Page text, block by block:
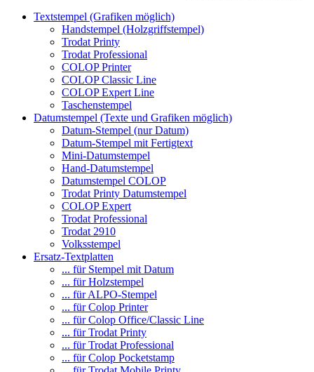
Textstempel (Grafiken möglich)
Handstempel (Holzgriffstempel)
Trodat Printy
Trodat Professional
COLOP Printer
COLOP Classic Line
COLOP Expert Line
Taschenstempel
Datumstempel (Texte und Grafiken möglich)
Datum-Stempel (nur Datum)
Datum-Stempel mit Fertigtext
Mini-Datumstempel
Hand-Datumstempel
Datumstempel COLOP
Trodat Printy Datumstempel
COLOP Expert
Trodat Professional
Trodat 2910
Volksstempel
Ersatz-Textplatten
... für Stempel mit Datum
... für Holzstempel
... für ALPO-Stempel
... für Colop Printer
... für Colop Office/Classic Line
... für Trodat Printy
... für Trodat Professional
... für Colop Pocketstamp